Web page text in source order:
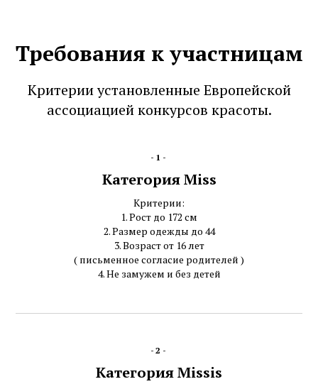
Требования к участницам
Критерии установленные Европейской
ассоциацией конкурсов красоты.
-1-
Категория Miss
Критерии:
1. Рост до 172 см
2. Размер одежды до 44
3. Возраст от 16 лет
( письменное согласие родителей )
4. Не замужем и без детей
-2-
Категория Missis